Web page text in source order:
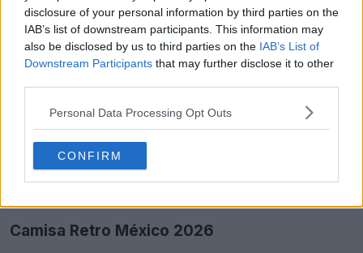
disclosure of your personal information by third parties on the
IAB’s list of downstream participants. This information may
also be disclosed by us to third parties on the IAB’s List of
Downstream Participants that may further disclose it to other
Personal Data Processing Opt Outs
CONFIRM
Camisa Retro México 2026